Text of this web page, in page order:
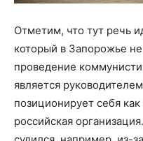
Отметим, что тут речь
который в Запорожье
проведение
является
позиционирует себя
российская